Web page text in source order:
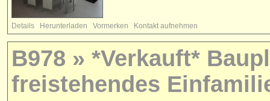
Details Herunterladen Vormerken Kontakt aufnehmen
B978 » *Verkauft*
freistehendes